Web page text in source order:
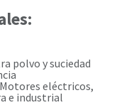
polvo y suciedad
Motores eléctricos,
e industrial